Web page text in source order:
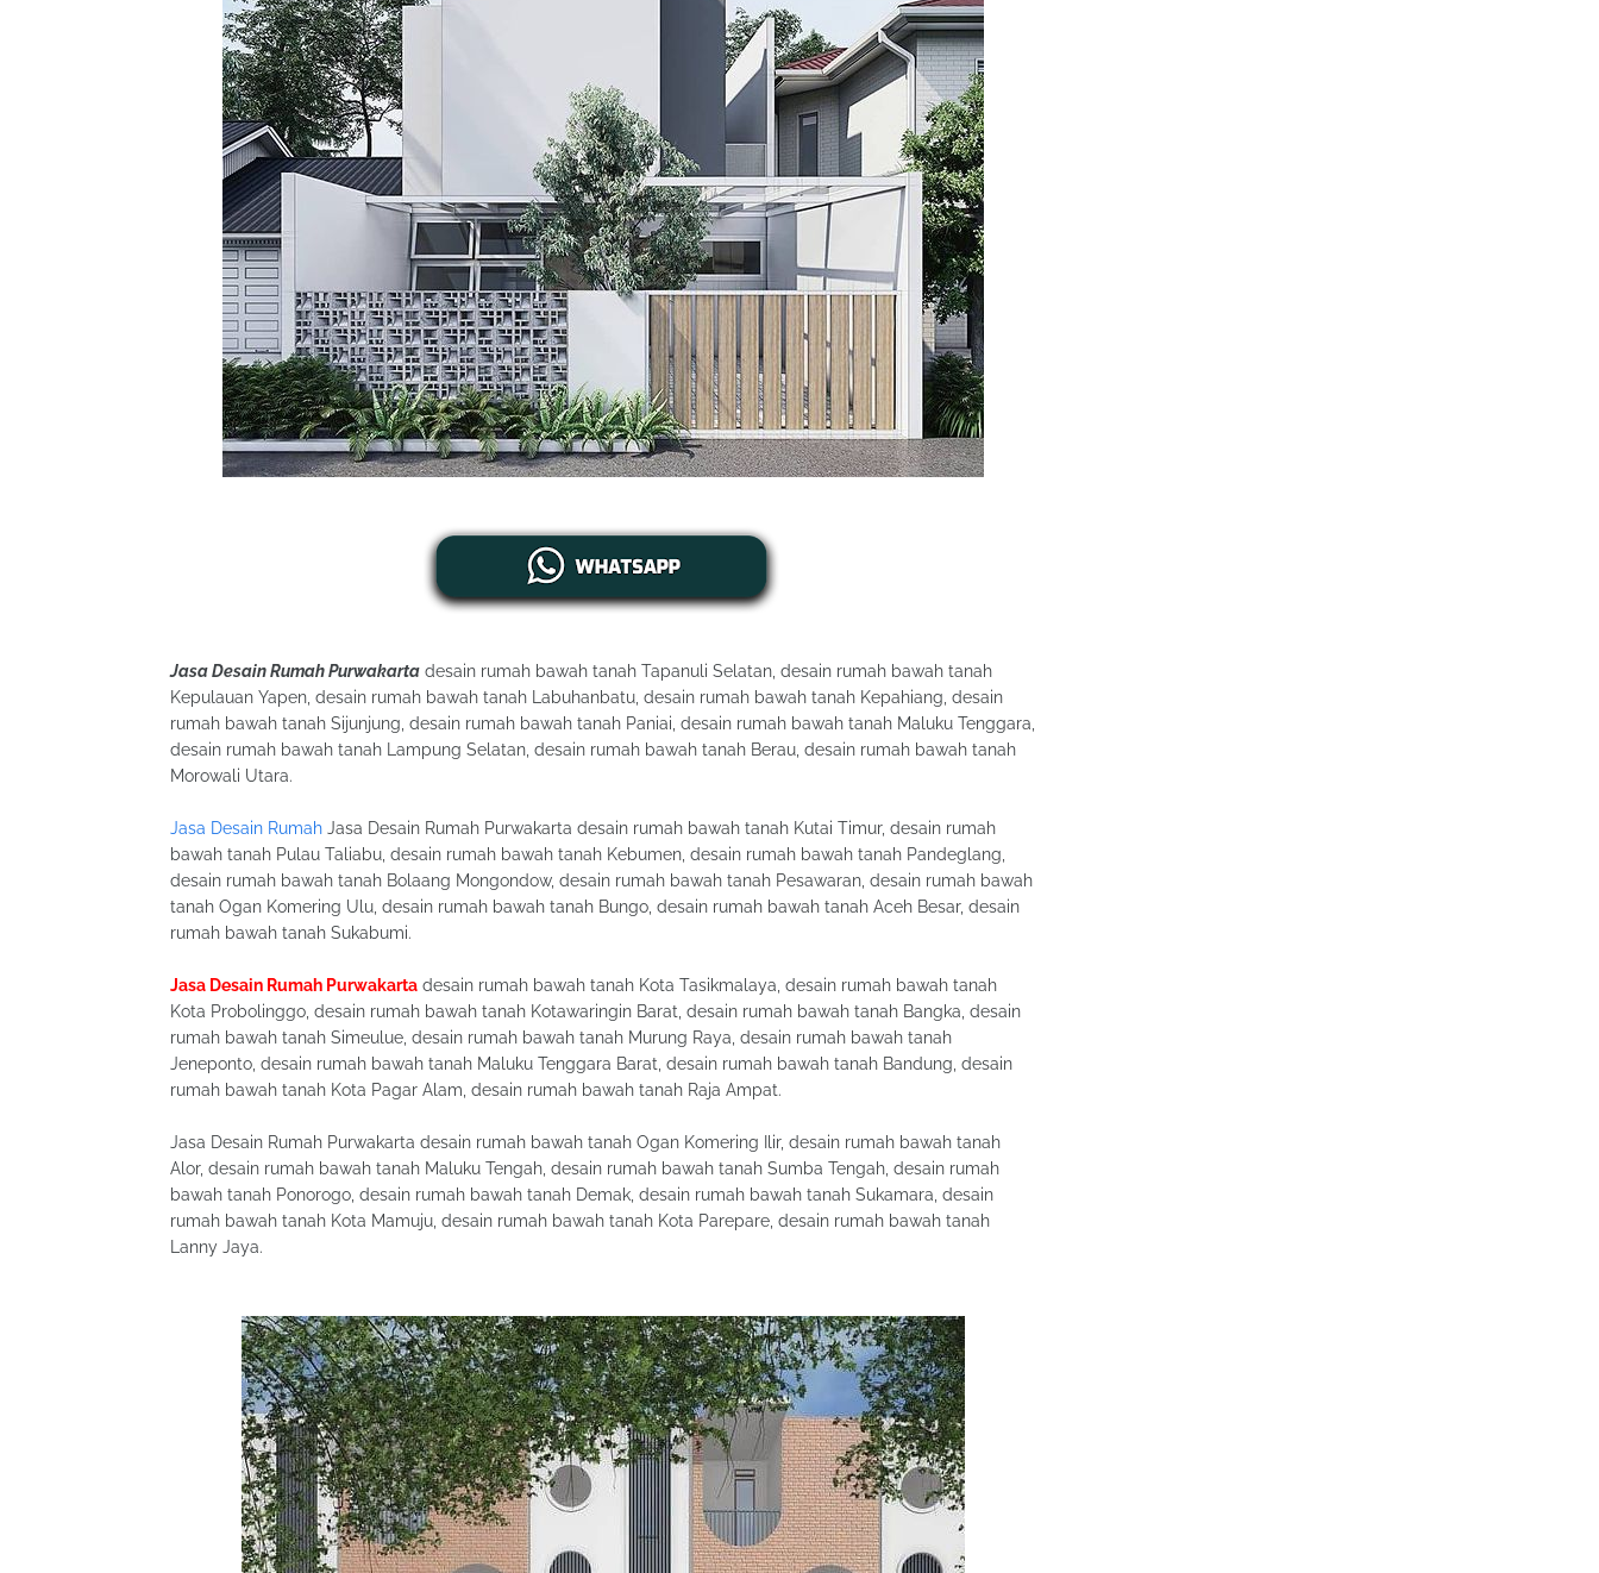
Jasa Desain Rumah Purwakarta desain rumah bawah tanah Tapanuli Selatan, desain rumah bawah tanah
Kepulauan Yapen, desain rumah bawah tanah Labuhanbatu, desain rumah bawah tanah Kepahiang, desain
rumah bawah tanah Sijunjung, desain rumah bawah tanah Paniai, desain rumah bawah tanah Maluku Tenggara,
desain rumah bawah tanah Lampung Selatan, desain rumah bawah tanah Berau, desain rumah bawah tanah
Morowali Utara.
Jasa Desain Rumah Jasa Desain Rumah Purwakarta desain rumah bawah tanah Kutai Timur, desain rumah
bawah tanah Pulau Taliabu, desain rumah bawah tanah Kebumen, desain rumah bawah tanah Pandeglang,
desain rumah bawah tanah Bolaang Mongondow, desain rumah bawah tanah Pesawaran, desain rumah bawah
tanah Ogan Komering Ulu, desain rumah bawah tanah Bungo, desain rumah bawah tanah Aceh Besar, desain
rumah bawah tanah Sukabumi.
Jasa Desain Rumah Purwakarta desain rumah bawah tanah Kota Tasikmalaya, desain rumah bawah tanah
Kota Probolinggo, desain rumah bawah tanah Kotawaringin Barat, desain rumah bawah tanah Bangka, desain
rumah bawah tanah Simeulue, desain rumah bawah tanah Murung Raya, desain rumah bawah tanah
Jeneponto, desain rumah bawah tanah Maluku Tenggara Barat, desain rumah bawah tanah Bandung, desain
rumah bawah tanah Kota Pagar Alam, desain rumah bawah tanah Raja Ampat.
Jasa Desain Rumah Purwakarta desain rumah bawah tanah Ogan Komering Ilir, desain rumah bawah tanah
Alor, desain rumah bawah tanah Maluku Tengah, desain rumah bawah tanah Sumba Tengah, desain rumah
bawah tanah Ponorogo, desain rumah bawah tanah Demak, desain rumah bawah tanah Sukamara, desain
rumah bawah tanah Kota Mamuju, desain rumah bawah tanah Kota Parepare, desain rumah bawah tanah
Lanny Jaya.